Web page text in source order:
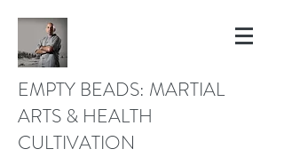
EMPTY BEADS: MARTIAL
ARTS & HEALTH
CULTIVATION